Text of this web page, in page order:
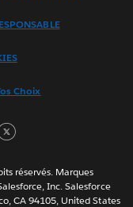
Choix
réservés. Marques
Inc. Salesforce
CA 94105, United States